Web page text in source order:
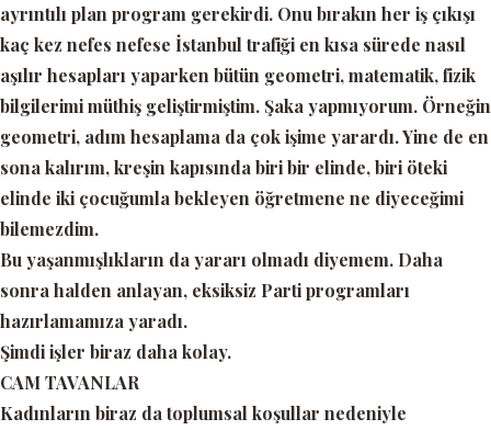
ayrıntılı plan program gerekirdi. Onu bırakın her iş çıkışı
kaç kez nefes nefese İstanbul trafiği en kısa sürede nasıl
aşılır hesapları yaparken bütün geometri, matematik, fizik
bilgilerimi müthiş geliştirmiştim. Şaka yapmıyorum. Örneğin
geometri, adım hesaplama da çok işime yarardı. Yine de en
sona kalırım, kreşin kapısında biri bir elinde, biri öteki
elinde iki çocuğumla bekleyen öğretmene ne diyeceğimi
bilemezdim.
Bu yaşanmışlıkların da yararı olmadı diyemem. Daha
sonra halden anlayan, eksiksiz Parti programları
hazırlamamıza yaradı.
Şimdi işler biraz daha kolay.
CAM TAVANLAR
Kadınların biraz da toplumsal koşullar nedeniyle